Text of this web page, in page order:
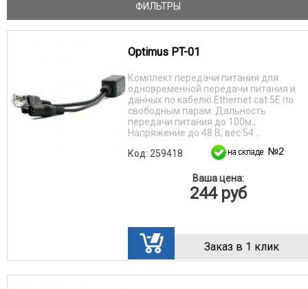
ФИЛЬТРЫ
Optimus PT-01
Комплект передачи питания для
одновременной передачи питания и
данных по кабелю Ethernet cat 5E по
свободным парам. Дальность
передачи питания до 100м.,
Напряжение до 48 В, вес 54...
Код: 259418
Ваша цена:
244 руб
Заказ в 1 клик